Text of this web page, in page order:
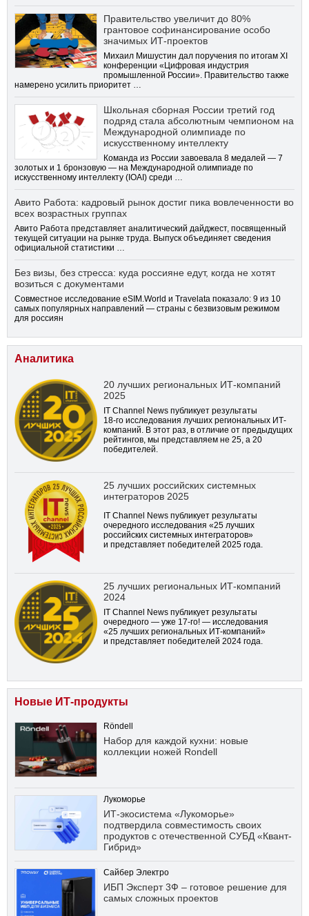
Правительство увеличит до 80%
грантовое софинансирование особо
значимых ИТ-проектов
Михаил Мишустин дал поручения по итогам XI
конференции «Цифровая индустрия
промышленной России». Правительство также
намерено усилить приоритет …
Школьная сборная России третий год
подряд стала абсолютным чемпионом на
Международной олимпиаде по
искусственному интеллекту
Команда из России завоевала 8 медалей — 7
золотых и 1 бронзовую — на Международной олимпиаде по
искусственному интеллекту (IOAI) среди …
Авито Работа: кадровый рынок достиг пика вовлеченности во
всех возрастных группах
Авито Работа представляет аналитический дайджест, посвященный
текущей ситуации на рынке труда. Выпуск объединяет сведения
официальной статистики …
Без визы, без стресса: куда россияне едут, когда не хотят
возиться с документами
Совместное исследование eSIM.World и Travelata показало: 9 из 10
самых популярных направлений — страны с безвизовым режимом
для россиян
Аналитика
20 лучших региональных ИТ-компаний
2025
IT Channel News публикует результаты
18-го исследования лучших региональных ИТ-
компаний. В этот раз, в отличие от предыдущих
рейтингов, мы представляем не 25, а 20
победителей.
25 лучших российских системных
интеграторов 2025
IT Channel News публикует результаты
очередного исследования «25 лучших
российских системных интеграторов»
и представляет победителей 2025 года.
25 лучших региональных ИТ-компаний
2024
IT Channel News публикует результаты
очередного — уже 17-го! — исследования
«25 лучших региональных ИТ-компаний»
и представляет победителей 2024 года.
Новые ИТ-продукты
Röndell
Набор для каждой кухни: новые
коллекции ножей Rondell
Лукоморье
ИТ-экосистема «Лукоморье»
подтвердила совместимость своих
продуктов с отечественной СУБД «Квант-
Гибрид»
Сайбер Электро
ИБП Эксперт 3Ф – готовое решение для
самых сложных проектов